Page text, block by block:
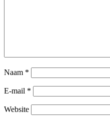
Naam *
E-mail *
Website